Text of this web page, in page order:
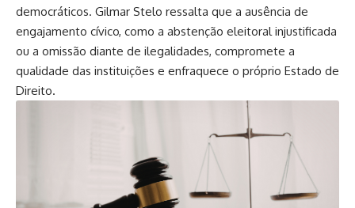
democráticos. Gilmar Stelo ressalta que a ausência de
engajamento cívico, como a abstenção eleitoral injustificada
ou a omissão diante de ilegalidades, compromete a
qualidade das instituições e enfraquece o próprio Estado de
Direito.